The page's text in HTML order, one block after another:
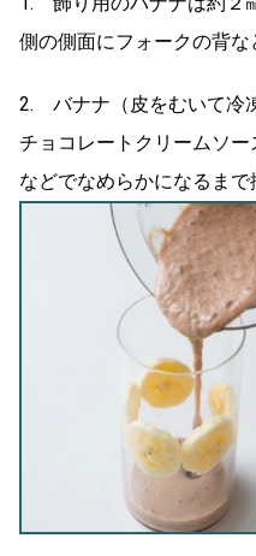
側の側面にフォークの背な
2. バナナ（皮をむいて冷
チョコレートクリームソ
などでなめらかになるまで